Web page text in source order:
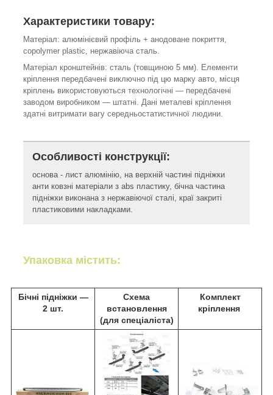
Характеристики товару:
Матеріал: алюмінієвий профіль + анодоване покриття,
copolymer plastic, нержавіюча сталь
Матеріал кронштейнів: сталь (товщиною 5 мм). Елементи
кріплення передбачені виключно під цю марку авто, місця
кріплень використовуються технологічні ― передбачені
заводом виробником ― штатні. Дані металеві кріплення
здатні витримати вагу середньостатистичної людини.
Особливості конструкції:
основа - лист алюмінію, на верхній частині підніжки
анти ковзні матеріали з abs пластику, бічна частина
підніжки виконана з нержавіючої сталі, краї закриті
пластиковими накладками.
Упаковка містить:
Бічні підніжки ―
2 шт.
Схема
встановлення
(для спеціаліста)
Комплект
кріплення